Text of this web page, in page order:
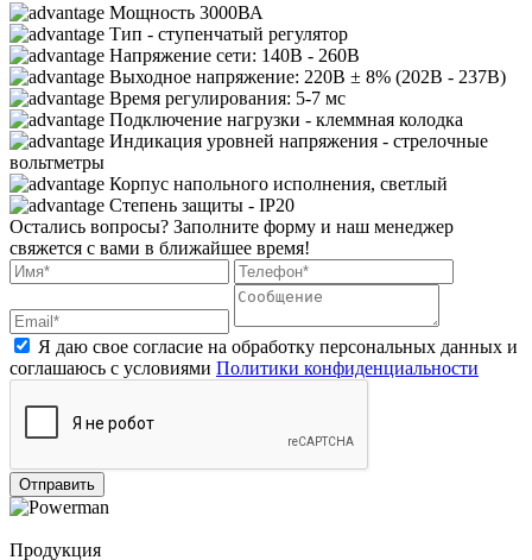
Мощность 3000ВА
Тип - ступенчатый регулятор
Напряжение сети: 140В - 260В
Выходное напряжение: 220В ± 8% (202В - 237В)
Время регулирования: 5-7 мс
Подключение нагрузки - клеммная колодка
Индикация уровней напряжения - стрелочные
вольтметры
Корпус напольного исполнения, светлый
Cтепень защиты - IP20
Остались вопросы? Заполните форму и наш менеджер
свяжется с вами в ближайшее время!
Я даю свое согласие на обработку персональных данных и
соглашаюсь с условиями Политики конфиденциальности
Отправить
Продукция